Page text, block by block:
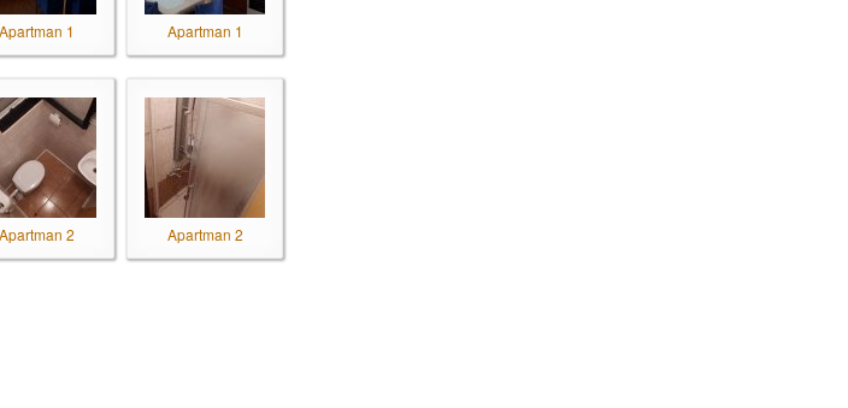
Apartman 1 Apartman 1
Apartman 2 Apartman 2